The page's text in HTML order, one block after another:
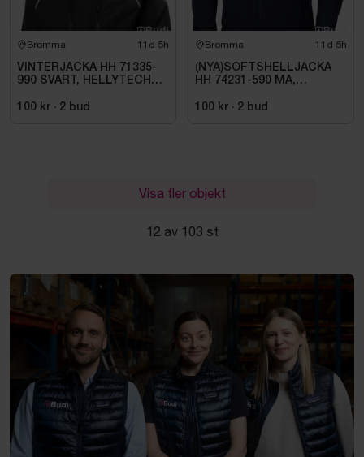
Bromma 11d 5h
VINTERJACKA HH 71335-
990 SVART, HELLYTECH
100 kr · 2 bud
Bromma 11d 5h
(NYA)SOFTSHELLJACKA
HH 74231-590 MA,
100 kr · 2 bud
Visa fler objekt
12 av 103 st